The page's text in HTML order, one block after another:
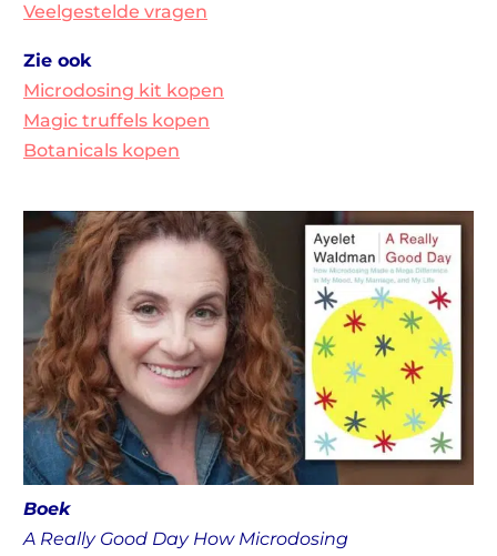
Veelgestelde vragen
Zie ook
Microdosing kit kopen
Magic truffels kopen
Botanicals kopen
Boek
A Really Good Day How Microdosing